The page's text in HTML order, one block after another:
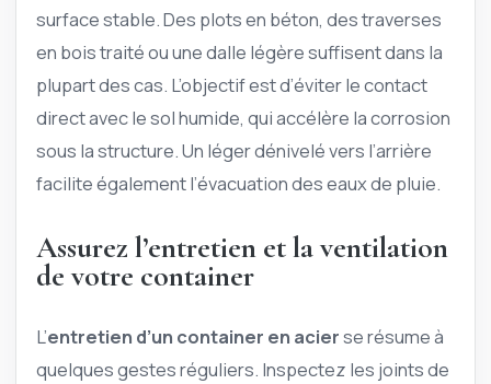
surface stable. Des plots en béton, des traverses
en bois traité ou une dalle légère suffisent dans la
plupart des cas. L’objectif est d’éviter le contact
direct avec le sol humide, qui accélère la corrosion
sous la structure. Un léger dénivelé vers l’arrière
facilite également l’évacuation des eaux de pluie.
Assurez l’entretien et la ventilation
de votre container
L’entretien d’un container en acierse résume à
quelques gestes réguliers. Inspectez les joints de